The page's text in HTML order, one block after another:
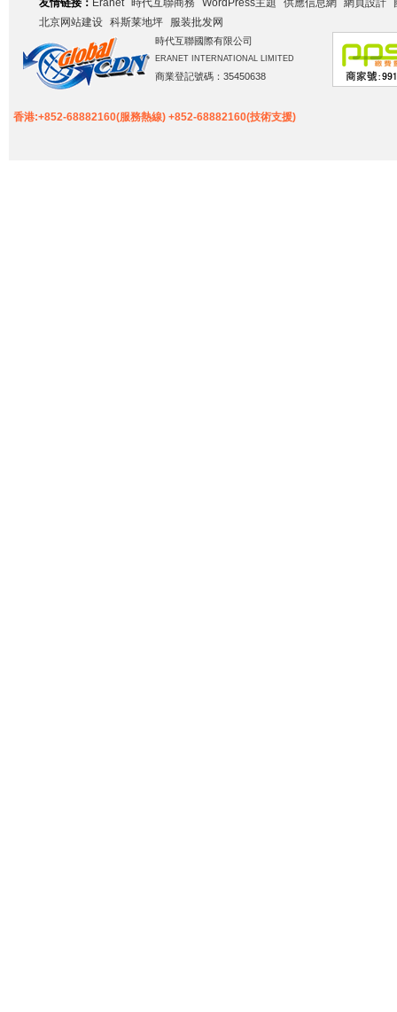
友情链接： Eranet 時代互聯商務 WordPress主題 供應信息網 網頁設計
北京网站建设
科斯莱地坪 服装批发网
時代互聯國際有限公司
ERANET INTERNATIONAL LIMITED
商業登記號碼：35450638
香港:+852-68882160(服務熱線) +852-68882160(技術支援)